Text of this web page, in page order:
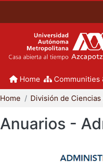
Home Communities
Home
Anuarios -